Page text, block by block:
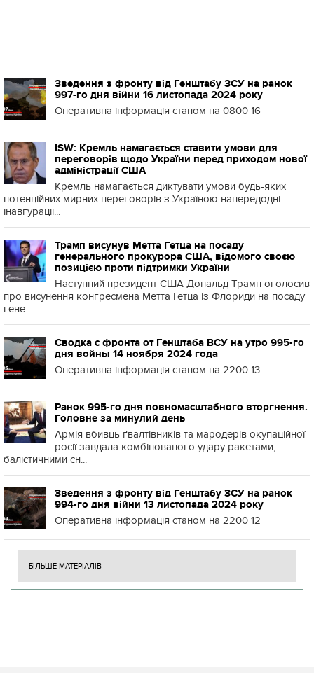
Зведення з фронту від Генштабу ЗСУ на ранок
997-го дня війни 16 листопада 2024 року
Оперативна інформація станом на 0800 16
ISW: Кремль намагається ставити умови для
переговорів щодо України перед приходом нової
адміністрації США
Кремль намагається диктувати умови будь-яких
потенційних мирних переговорів з Україною напередодні
інавгурації...
Трамп висунув Метта Гетца на посаду
генерального прокурора США, відомого своєю
позицією проти підтримки України
Наступний президент США Дональд Трамп оголосив
про висунення конгресмена Метта Гетца із Флориди на посаду
гене...
Сводка с фронта от Генштаба ВСУ на утро 995-го
дня войны 14 ноября 2024 года
Оперативна інформація станом на 2200 13
Ранок 995-го дня повномасштабного вторгнення.
Головне за минулий день
Армія вбивць ґвалтівників та мародерів окупаційної
росії завдала комбінованого удару ракетами,
балістичними сн...
Зведення з фронту від Генштабу ЗСУ на ранок
994-го дня війни 13 листопада 2024 року
Оперативна інформація станом на 2200 12
БІЛЬШЕ МАТЕРІАЛІВ